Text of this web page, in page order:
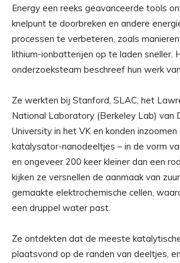
Energy een reeks geavanceerde tools
knelpunt te doorbreken en andere
processen te verbeteren, zoals
lithium-ionbatterijen op te laden sneller.
onderzoeksteam beschreef hun werk
Ze werkten bij Stanford, SLAC, het
National Laboratory (Berkeley Lab) van
University in het VK en konden inzoomen
katalysator-nanodeeltjes – in de vorm
en ongeveer 200 keer kleiner dan een
kijken ze versnellen de aanmaak van
gemaakte elektrochemische cellen,
een druppel water past.
Ze ontdekten dat de meeste
plaatsvond op de randen van deeltjes,